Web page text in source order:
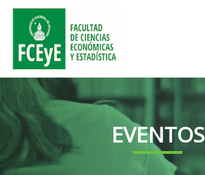
EVENTOS